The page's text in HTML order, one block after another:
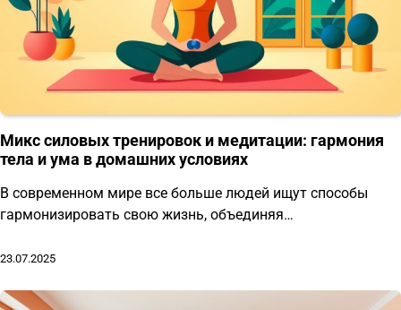
Микс силовых тренировок и медитации: гармония
тела и ума в домашних условиях
В современном мире все больше людей ищут способы
гармонизировать свою жизнь, объединяя…
23.07.2025